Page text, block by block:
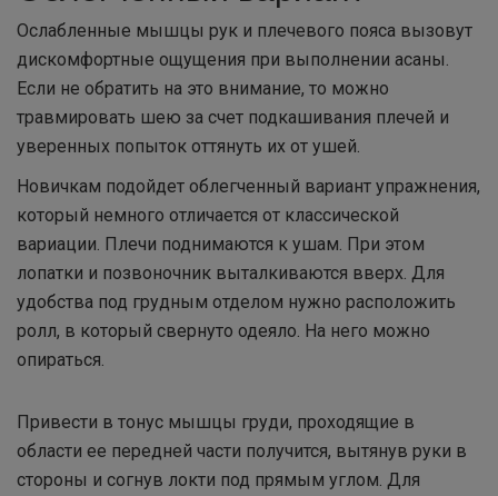
Ослабленные мышцы рук и плечевого пояса вызовут
дискомфортные ощущения при выполнении асаны.
Если не обратить на это внимание, то можно
травмировать шею за счет подкашивания плечей и
уверенных попыток оттянуть их от ушей.
Новичкам подойдет облегченный вариант упражнения,
который немного отличается от классической
вариации. Плечи поднимаются к ушам. При этом
лопатки и позвоночник выталкиваются вверх. Для
удобства под грудным отделом нужно расположить
ролл, в который свернуто одеяло. На него можно
опираться.
Привести в тонус мышцы груди, проходящие в
области ее передней части получится, вытянув руки в
стороны и согнув локти под прямым углом. Для